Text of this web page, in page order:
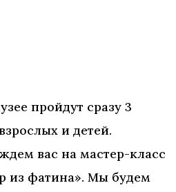
пройдут сразу 3
и детей.
ждем вас на мастер-класс
из фатина». Мы будем